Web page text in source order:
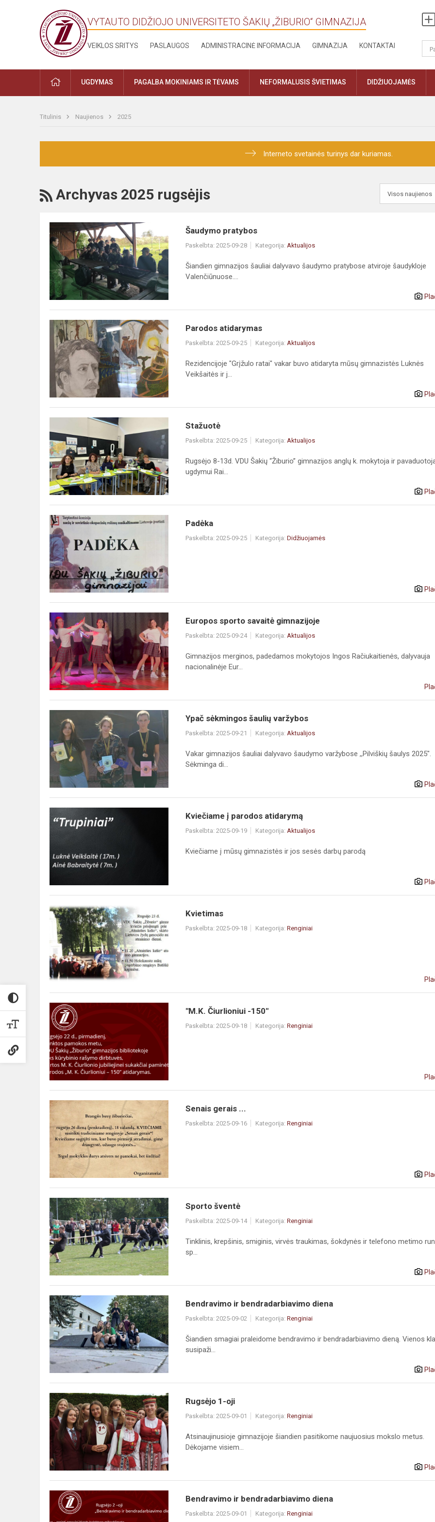
VYTAUTO DIDŽIOJO UNIVERSITETO ŠAKIŲ „ŽIBURIO“ GIMNAZIJA
VEIKLOS SRITYS PASLAUGOS ADMINISTRACINĖ INFORMACIJA GIMNAZIJA KONTAKTAI
UGDYMAS PAGALBA MOKINIAMS IR TĖVAMS NEFORMALUSIS ŠVIETIMAS DIDŽIUOJAMĖS
Titulinis Naujienos 2025
Interneto svetainės turinys dar kuriamas.
Archyvas 2025 rugsėjis
Šaudymo pratybos
Paskelbta: 2025-09-28 Kategorija: Aktualijos
Šiandien gimnazijos šauliai dalyvavo šaudymo pratybose atviroje šaudykloje
Valenčiūnuose....
Parodos atidarymas
Paskelbta: 2025-09-25 Kategorija: Aktualijos
Rezidencijoje "Grįžulo ratai" vakar buvo atidaryta mūsų gimnazistės Luknės
Veikšaitės ir j...
Stažuotė
Paskelbta: 2025-09-25 Kategorija: Aktualijos
Rugsėjo 8-13d. VDU Šakių “Žiburio” gimnazijos anglų k. mokytoja ir
ugdymui Rai...
Padėka
Paskelbta: 2025-09-25 Kategorija: Didžiuojamės
Europos sporto savaitė gimnazijoje
Paskelbta: 2025-09-24 Kategorija: Aktualijos
Gimnazijos merginos, padedamos mokytojos Ingos Račiukaitienės, dalyvauja
nacionalinėje Eur...
Ypač sėkmingos šaulių varžybos
Paskelbta: 2025-09-21 Kategorija: Aktualijos
Vakar gimnazijos šauliai dalyvavo šaudymo varžybose ,,Pilviškių šaulys 2025".
Sėkminga di...
Kviečiame į parodos atidarymą
Paskelbta: 2025-09-19 Kategorija: Aktualijos
Kviečiame į mūsų gimnazistės ir jos sesės darbų parodą
Kvietimas
Paskelbta: 2025-09-18 Kategorija: Renginiai
"M.K. Čiurlioniui -150"
Paskelbta: 2025-09-18 Kategorija: Renginiai
Senais gerais ...
Paskelbta: 2025-09-16 Kategorija: Renginiai
Sporto šventė
Paskelbta: 2025-09-14 Kategorija: Renginiai
Tinklinis, krepšinis, smiginis, virvės traukimas, šokdynės ir telefono metimo
sp...
Bendravimo ir bendradarbiavimo diena
Paskelbta: 2025-09-02 Kategorija: Renginiai
Šiandien smagiai praleidome bendravimo ir bendradarbiavimo dieną. Vienos
susipaži...
Rugsėjo 1-oji
Paskelbta: 2025-09-01 Kategorija: Renginiai
Atsinaujinusioje gimnazijoje šiandien pasitikome naujuosius mokslo metus.
Dėkojame visiem...
Bendravimo ir bendradarbiavimo diena
Paskelbta: 2025-09-01 Kategorija: Renginiai